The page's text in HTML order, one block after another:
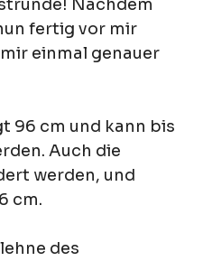
Nachdem
fertig vor mir
einmal genauer
96 cm und kann bis
Auch die
werden, und
cm.
des